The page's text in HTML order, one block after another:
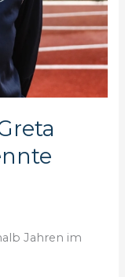
Jahren im